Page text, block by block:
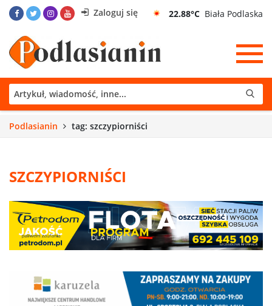
Zaloguj się 22.88°C Biała Podlaska
Podlasianin tag: szczypiorniści
SZCZYPIORNIŚCI